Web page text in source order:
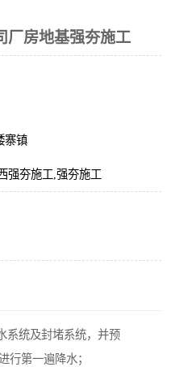
厂房地基强夯施工
寨镇
强夯施工,强夯施工
行第一遍降水；